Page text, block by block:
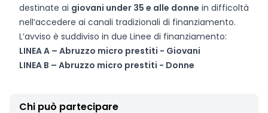
destinate ai giovani under 35 e alle donne in difficoltà
nell’accedere ai canali tradizionali di finanziamento.
L’avviso è suddiviso in due Linee di finanziamento:
LINEA A – Abruzzo micro prestiti - Giovani
LINEA B – Abruzzo micro prestiti - Donne
Chi può partecipare